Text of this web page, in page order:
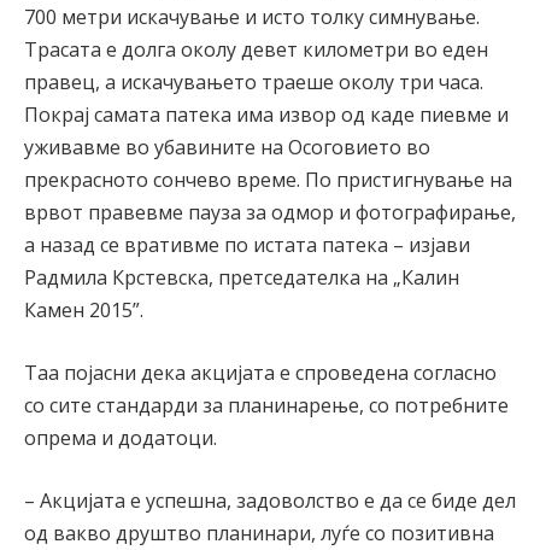
700 метри искачување и исто толку симнување.
Трасата е долга околу девет километри во еден
правец, а искачувањето траеше околу три часа.
Покрај самата патека има извор од каде пиевме и
уживавме во убавините на Осоговието во
прекрасното сончево време. По пристигнување на
врвот правевме пауза за одмор и фотографирање,
а назад се вративме по истата патека – изјави
Радмила Крстевска, претседателка на „Калин
Камен 2015”.
Таа појасни дека акцијата е спроведена согласно
со сите стандарди за планинарење, со потребните
опрема и додатоци.
– Акцијата е успешна, задоволство е да се биде дел
од вакво друштво планинари, луѓе со позитивна